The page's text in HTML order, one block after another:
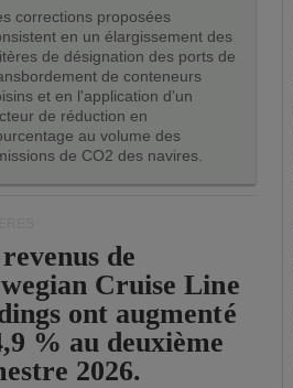
corrections proposées
en un élargissement des
de désignation des ports de
de conteneurs
et en l'application d'un
de réduction en
au volume des
de CO2 des navires.
de
Cruise Line
ont augmenté
% au deuxième
2026.